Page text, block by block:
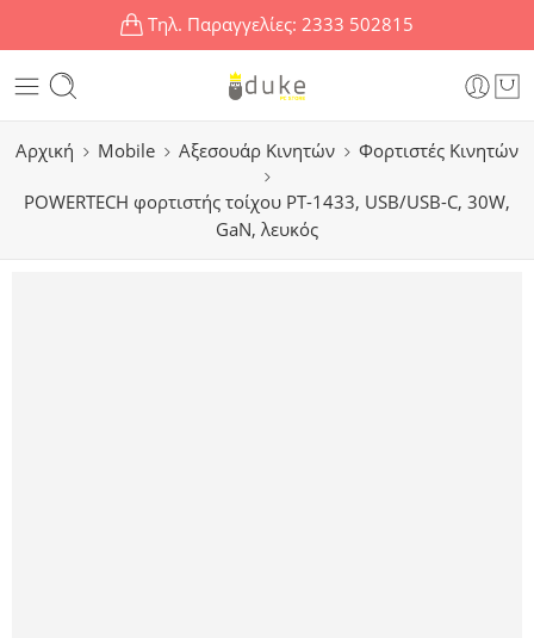
Τηλ. Παραγγελίες: 2333 502815
Αρχική Mobile Αξεσουάρ Κινητών Φορτιστές Κινητών
POWERTECH φορτιστής τοίχου PT-1433, USB/USB-C, 30W,
GaN, λευκός